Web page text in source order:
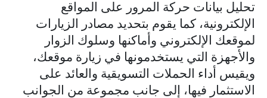
تحليل بيانات حركة المرور على المواقع
الإلكترونية، كما يقوم بتحديد مصادر الزيارات
لموقعك الإلكتروني وأماكنها وسلوك الزوار
والأجهزة التي يستخدمونها في زيارة موقعك،
ويقيس أداء الحملات التسويقية والعائد على
الاستثمار فيها، إلى جانب مجموعة من الجوانب